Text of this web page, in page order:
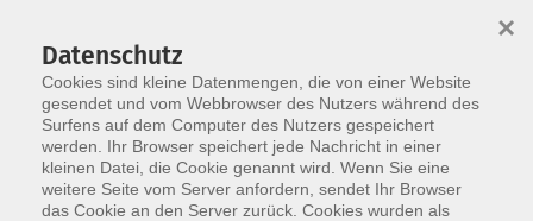
Skip to main content
Der Kurs konnte nicht gefunden werden.
Datenschutz
Cookies sind kleine Datenmengen, die von einer Website
gesendet und vom Webbrowser des Nutzers während des
Surfens auf dem Computer des Nutzers gespeichert
werden. Ihr Browser speichert jede Nachricht in einer
kleinen Datei, die Cookie genannt wird. Wenn Sie eine
weitere Seite vom Server anfordern, sendet Ihr Browser
das Cookie an den Server zurück. Cookies wurden als
×